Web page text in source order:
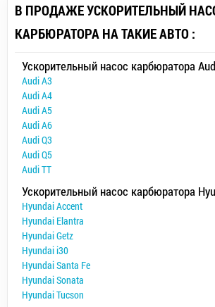
В ПРОДАЖЕ УСКОРИТЕЛЬНЫЙ
КАРБЮРАТОРА НА ТАКИЕ АВТО :
Ускорительный насос карбюратора
Audi A3
Audi A4
Audi A5
Audi A6
Audi Q3
Audi Q5
Audi TT
Ускорительный насос карбюратора
Hyundai Accent
Hyundai Elantra
Hyundai Getz
Hyundai i30
Hyundai Santa Fe
Hyundai Sonata
Hyundai Tucson